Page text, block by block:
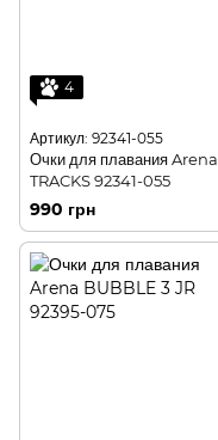
4
Артикул: 92341-055
Очки для плавания Arena
TRACKS 92341-055
990 грн